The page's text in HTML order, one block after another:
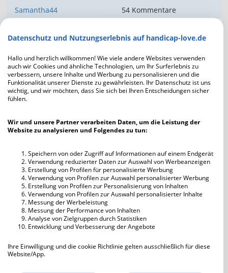
Datenschutz und Nutzungserlebnis auf handicap-love.de
Hallo und herzlich willkommen! Wie viele andere Websites verwenden
auch wir Cookies und ähnliche Technologien, um Ihr Surferlebnis zu
verbessern, unsere Inhalte und Werbung zu personalisieren und die
Funktionalität unserer Dienste zu gewährleisten. Ihr Datenschutz ist uns
wichtig, und wir möchten, dass Sie sich bei Ihren Entscheidungen sicher
fühlen.
Wir und unsere Partner verarbeiten Daten, um die Leistung der
Website zu analysieren und Folgendes zu tun:
Speichern von oder Zugriff auf Informationen auf einem Endgerät
Verwendung reduzierter Daten zur Auswahl von Werbeanzeigen
Erstellung von Profilen für personalisierte Werbung
Verwendung von Profilen zur Auswahl personalisierter Werbung
Erstellung von Profilen zur Personalisierung von Inhalten
Verwendung von Profilen zur Auswahl personalisierter Inhalte
Messung der Werbeleistung
Messung der Performance von Inhalten
Analyse von Zielgruppen durch Statistiken
Entwicklung und Verbesserung der Angebote
Ihre Einwilligung und die cookie Richtlinie gelten ausschließlich für diese
Website/App.
Samantha44
54 Kommentare
Krebschen
13Kommentare
Abendliche Lust.............
Samantha44
49Kommentare
Bergfest, Teil 3 😎
Steinbock75
Bergfest, Teil 2 🥳
Steinbock75
93Kommentare
Fünf Jahre Bergfest 🤘
Steinbock75
86Kommentare
Ich möchte endlich einer von euch sein…
Weitblick
17Kommentare
Whas haltet IHR von dieser Kommunity!
Tiger90
34Kommentare
Der Aufzug.................